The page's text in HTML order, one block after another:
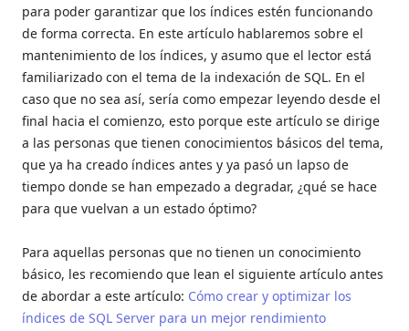
para poder garantizar que los índices estén funcionando
de forma correcta. En este artículo hablaremos sobre el
mantenimiento de los índices, y asumo que el lector está
familiarizado con el tema de la indexación de SQL. En el
caso que no sea así, sería como empezar leyendo desde el
final hacia el comienzo, esto porque este artículo se dirige
a las personas que tienen conocimientos básicos del tema,
que ya ha creado índices antes y ya pasó un lapso de
tiempo donde se han empezado a degradar, ¿qué se hace
para que vuelvan a un estado óptimo?
Para aquellas personas que no tienen un conocimiento
básico, les recomiendo que lean el siguiente artículo antes
de abordar a este artículo: Cómo crear y optimizar los
índices de SQL Server para un mejor rendimiento